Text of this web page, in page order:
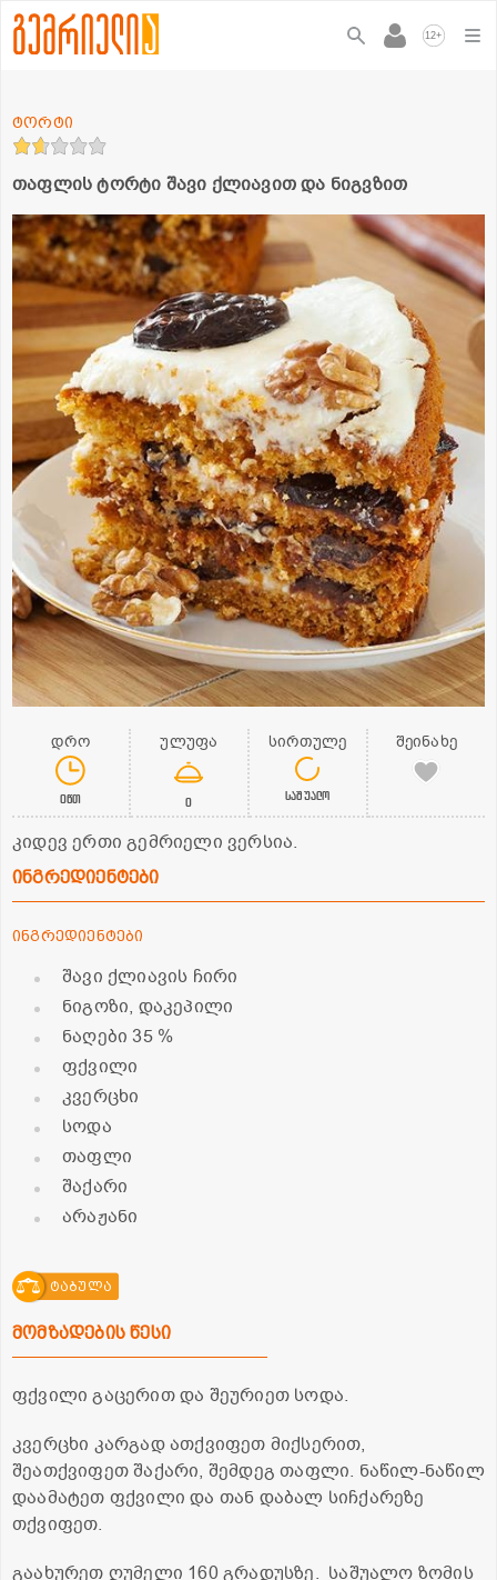
12+
თაფლის ტორტი შავი ქლიავით და ნიგვზით
ტორტი
დრო
0წთ
ულუფა
0
სირთულე
საშუალო
შეინახე
კიდევ ერთი გემრიელი ვერსია.
ინგრედიენტები
ინგრედიენტები
შავი ქლიავის ჩირი
ნიგოზი, დაკეპილი
ნაღები 35 %
ფქვილი
კვერცხი
სოდა
თაფლი
შაქარი
არაჟანი
ტაბულა
მომზადების წესი
ფქვილი გაცერით და შეურიეთ სოდა.
კვერცხი კარგად ათქვიფეთ მიქსერით,
შეათქვიფეთ შაქარი, შემდეგ თაფლი. ნაწილ-ნაწილ
დაამატეთ ფქვილი და თან დაბალ სიჩქარეზე
თქვიფეთ.
გაახურეთ ღუმელი 160 გრადუსზე. საშუალო ზომის